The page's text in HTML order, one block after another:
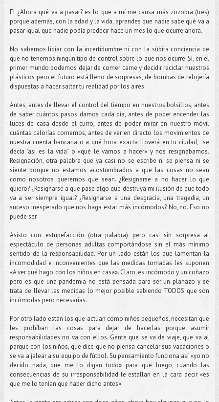
El ¿Ahora qué va a pasar? es lo que a mí me causa más zozobra (tres)
porque además, con la edad y la vida, aprendes que nadie sabe qué va a
pasar igual que nadie podía predecir hace un mes lo que ocurre ahora.
No sabemos lidiar con la incertidumbre ni con la súbita conciencia de
que no tenemos ningún tipo de control sobre lo que nos ocurre. Sí, en el
primer mundo podemos dejar de comer carne y decidir reciclar nuestros
plásticos pero el futuro está lleno de sorpresas, de bombas de relojería
dispuestas a hacer saltar tu realidad por los aires.
Antes, antes de llevar el control del tiempo en nuestros bolsillos, antes
de saber cuántos pasos damos cada día, antes de poder encender las
luces de casa desde el curro, antes de poder mirar en nuestro móvil
cuántas calorías comemos, antes de ver en directo los movimientos de
nuestra cuenta bancaria o a qué hora exacta lloverá en tu ciudad, se
decía "así es la vida" o «qué le vamos a hacer» y nos resignábamos.
Resignación, otra palabra que ya casi no se escribe ni se piensa ni se
siente porque no estamos acostumbrados a que las cosas no sean
como nosotros queremos que sean. ¿Resignarse a no hacer lo que
quiero? ¿Resignarse a que pase algo que destruya mi ilusión de que todo
va a ser siempre igual? ¿Resignarse a una desgracia, una tragedia, un
suceso inesperado que nos haga estar más incómodos? No, no. Eso no
puede ser.
Asisto con estupefacción (otra palabra) pero casi sin sorpresa al
espectáculo de personas adultas comportándose sin el más mínimo
sentido de la responsabilidad. Por un lado están los que lamentan la
incomodidad e inconvenientes que las medidas tomadas les suponen
«A ver qué hago con los niños en casa». Claro, es incómodo y un coñazo
pero es que una pandemia no está pensada para ser un planazo y se
trata de llevar las medidas lo mejor posible sabiendo TODOS que son
incómodas pero necesarias.
Por otro lado están los que actúan como niños pequeños, necesitan que
les prohíban las cosas para dejar de hacerlas porque asumir
responsabilidades no va con ellos. Gente que se va de viaje, que va al
parque con los niños, que dice que no piensa cancelar sus vacaciones o
se va a jalear a su equipo de fútbol. Su pensamiento funciona así «yo no
decido nada, que me lo digan todo» para que luego, cuando las
consecuencias de su irresponsabilidad le estallan en la cara decir «es
que me lo tenían que haber dicho antes».